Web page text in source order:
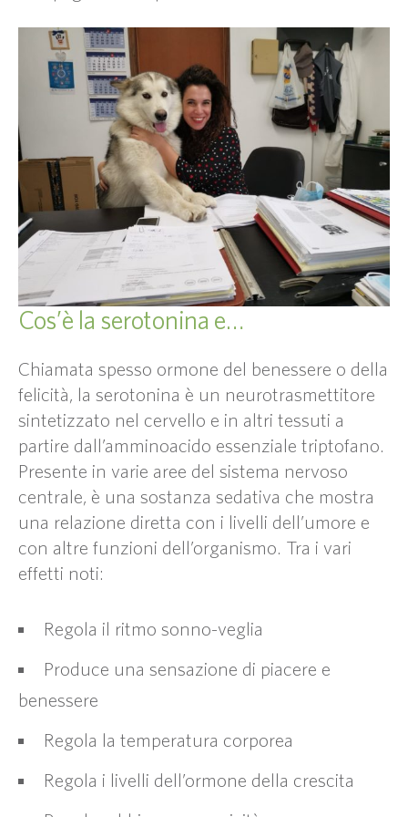
Cos’è la serotonina e…
Chiamata spesso ormone del benessere o della
felicità, la serotonina è un neurotrasmettitore
sintetizzato nel cervello e in altri tessuti a
partire dall’amminoacido essenziale triptofano.
Presente in varie aree del sistema nervoso
centrale, è una sostanza sedativa che mostra
una relazione diretta con i livelli dell’umore e
con altre funzioni dell’organismo. Tra i vari
effetti noti:
Regola il ritmo sonno-veglia
Produce una sensazione di piacere e
benessere
Regola la temperatura corporea
Regola i livelli dell’ormone della crescita